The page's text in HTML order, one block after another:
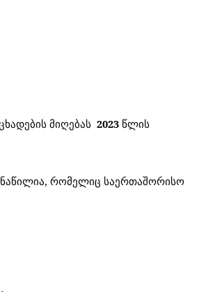
მიღებას 2023 წლის
რომელიც საერთაშორისო